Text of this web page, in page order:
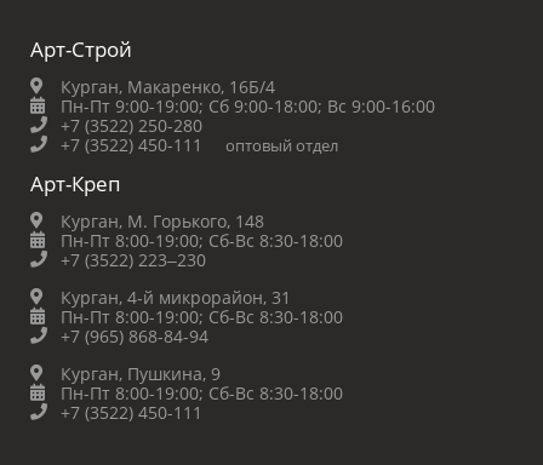
Арт-Строй
Курган, Макаренко, 16Б/4
Пн-Пт 9:00-19:00; Сб 9:00-18:00; Вс 9:00-16:00
+7 (3522) 250-280
+7 (3522) 450-111
оптовый отдел
Арт-Креп
Курган, М. Горького, 148
Пн-Пт 8:00-19:00; Сб-Вс 8:30-18:00
+7 (3522) 223‒230
Курган, 4-й микрорайон, 31
Пн-Пт 8:00-19:00; Сб-Вс 8:30-18:00
+7 (965) 868-84-94
Курган, Пушкина, 9
Пн-Пт 8:00-19:00; Сб-Вс 8:30-18:00
+7 (3522) 450-111